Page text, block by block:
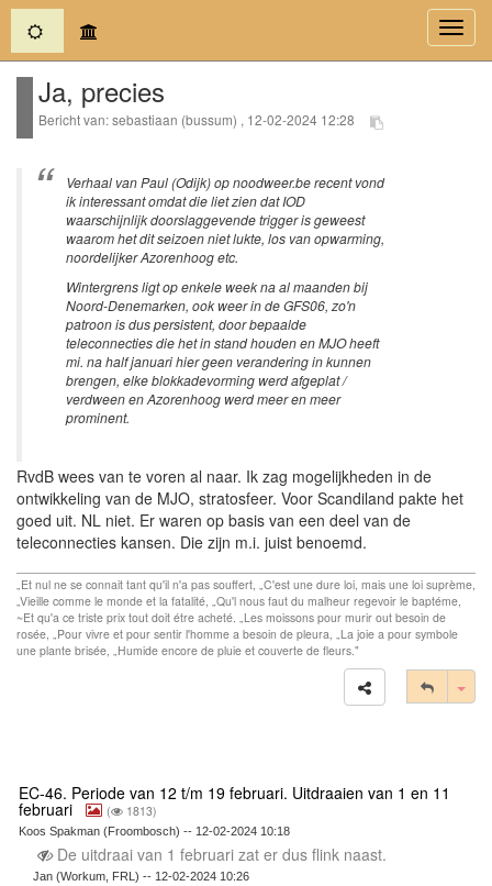
(current)
Ja, precies
Bericht van: sebastiaan (bussum) , 12-02-2024 12:28
Verhaal van Paul (Odijk) op noodweer.be recent vond
ik interessant omdat die liet zien dat IOD
waarschijnlijk doorslaggevende trigger is geweest
waarom het dit seizoen niet lukte, los van opwarming,
noordelijker Azorenhoog etc.
Wintergrens ligt op enkele week na al maanden bij
Noord-Denemarken, ook weer in de GFS06, zo'n
patroon is dus persistent, door bepaalde
teleconnecties die het in stand houden en MJO heeft
mi. na half januari hier geen verandering in kunnen
brengen, elke blokkadevorming werd afgeplat /
verdween en Azorenhoog werd meer en meer
prominent.
RvdB wees van te voren al naar. Ik zag mogelijkheden in de
ontwikkeling van de MJO, stratosfeer. Voor Scandiland pakte het
goed uit. NL niet. Er waren op basis van een deel van de
teleconnecties kansen. Die zijn m.i. juist benoemd.
„Et nul ne se connait tant qu'il n'a pas souffert, „C'est une dure loi, mais une loi suprème,
„Vieille comme le monde et la fatalité, „Qu'l nous faut du malheur regevoir le baptéme,
~Et qu'a ce triste prix tout doit étre acheté. „Les moissons pour murir out besoin de
rosée, „Pour vivre et pour sentir l'homme a besoin de pleura, „La joie a pour symbole
une plante brisée, „Humide encore de pluie et couverte de fleurs."
EC-46. Periode van 12 t/m 19 februari. Uitdraaien van 1 en 11
februari ( 1813)
Koos Spakman (Froombosch) -- 12-02-2024 10:18
De uitdraai van 1 februari zat er dus flink naast.
Jan (Workum, FRL) -- 12-02-2024 10:26